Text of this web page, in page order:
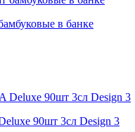
в банке
90шт 3сл Design 3